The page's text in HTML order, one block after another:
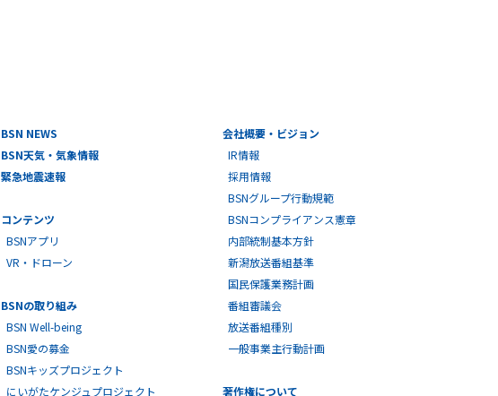
BSN NEWS
BSN天気・気象情報
緊急地震速報
コンテンツ
BSNアプリ
VR・ドローン
BSNの取り組み
BSN Well-being
BSN愛の募金
BSNキッズプロジェクト
にいがたケンジュプロジェクト
会社概要・ビジョン
IR情報
採用情報
BSNグループ行動規範
BSNコンプライアンス憲章
内部統制基本方針
新潟放送番組基準
国民保護業務計画
番組審議会
放送番組種別
一般事業主行動計画
著作権について